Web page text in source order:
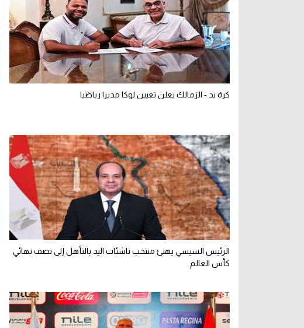
كرة يد - الزمالك يعلن تعيين لوكا مديرا رياضيا
الرئيس السيسي يهنئ منتخب ناشئات اليد بالتأهل إلى نصف نهائي
كأس العالم